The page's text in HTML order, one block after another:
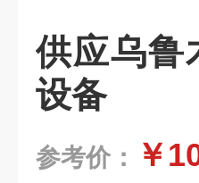
供应乌鲁
设备
参考价： ￥